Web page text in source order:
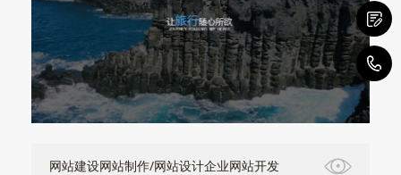
网站建设网站制作/网站设计企业网站开发